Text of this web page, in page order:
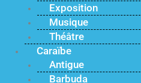
Exposition
Musique
Théâtre
Caraïbe
Antigue
Barbuda